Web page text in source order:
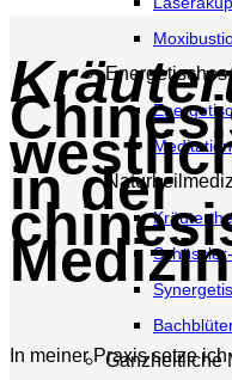
Energetisches
Meditation
Ganzheitliche
in der
Medizin
In meiner Praxis setze